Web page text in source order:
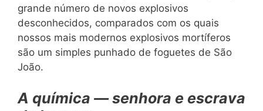
grande número de novos explosivos
desconhecidos, comparados com os quais
nossos mais modernos explosivos mortíferos
são um simples punhado de foguetes de São
João.
A química — senhora e escrava